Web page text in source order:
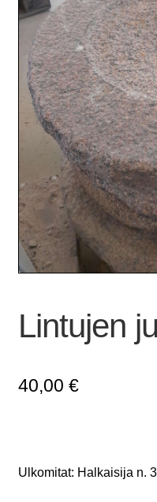
Lintujen
40,00 €
Ulkomitat: Halkaisija n.